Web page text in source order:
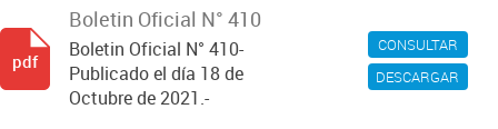
CONSULTAR
DESCARGAR
Boletin Oficial N° 410
Boletin Oficial N° 410-
Publicado el día 18 de
Octubre de 2021.-
pdf